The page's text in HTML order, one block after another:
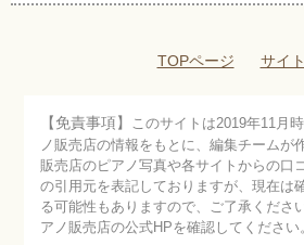
TOPページ サイ
【免責事項】 このサイトは2019年11月
ノ販売店の情報をもとに、編集チームが
販売店のピアノ写真や各サイトからの口
の引用元を表記しておりますが、現在は
る可能性もありますので、ご了承くださ
アノ販売店の公式HPを確認してください